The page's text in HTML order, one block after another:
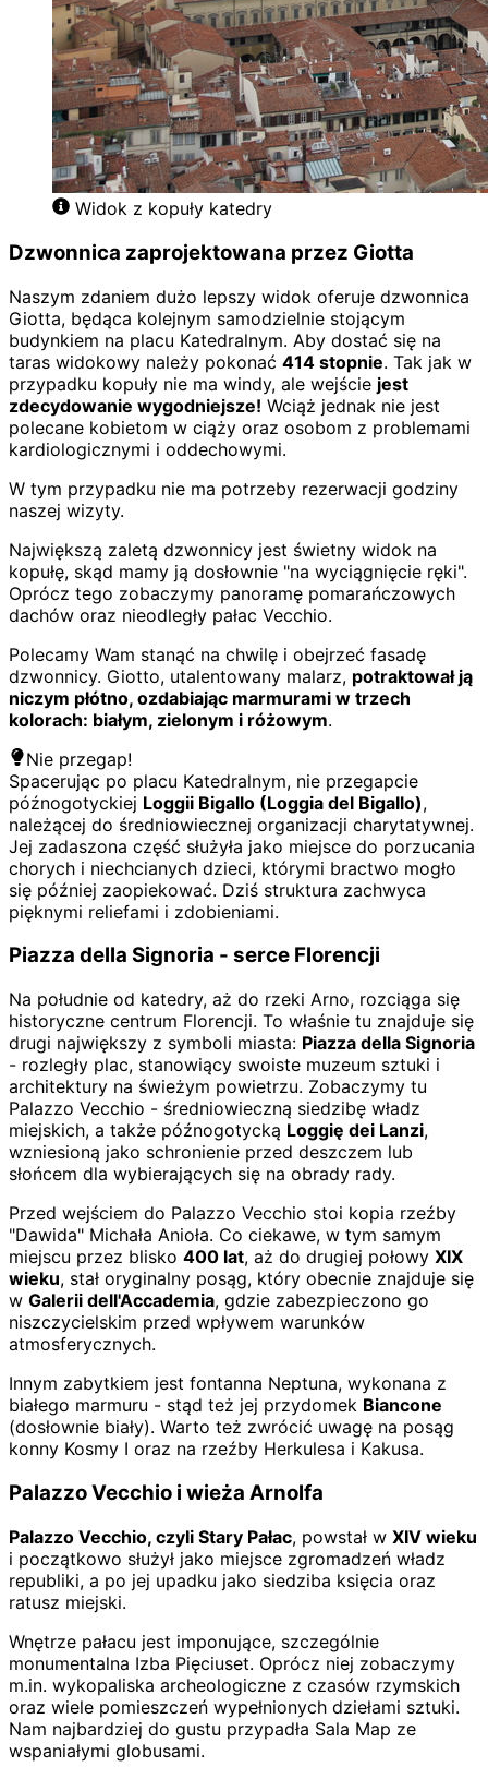
Widok z kopuły katedry
Dzwonnica zaprojektowana przez Giotta
Naszym zdaniem dużo lepszy widok oferuje dzwonnica
Giotta, będąca kolejnym samodzielnie stojącym
budynkiem na placu Katedralnym. Aby dostać się na
taras widokowy należy pokonać 414 stopnie. Tak jak w
przypadku kopuły nie ma windy, ale wejście jest
zdecydowanie wygodniejsze! Wciąż jednak nie jest
polecane kobietom w ciąży oraz osobom z problemami
kardiologicznymi i oddechowymi.
W tym przypadku nie ma potrzeby rezerwacji godziny
naszej wizyty.
Największą zaletą dzwonnicy jest świetny widok na
kopułę, skąd mamy ją dosłownie "na wyciągnięcie ręki".
Oprócz tego zobaczymy panoramę pomarańczowych
dachów oraz nieodległy pałac Vecchio.
Polecamy Wam stanąć na chwilę i obejrzeć fasadę
dzwonnicy. Giotto, utalentowany malarz, potraktował ją
niczym płótno, ozdabiając marmurami w trzech
kolorach: białym, zielonym i różowym.
Nie przegap!
Spacerując po placu Katedralnym, nie przegapcie
późnogotyckiej Loggii Bigallo (Loggia del Bigallo),
należącej do średniowiecznej organizacji charytatywnej.
Jej zadaszona część służyła jako miejsce do porzucania
chorych i niechcianych dzieci, którymi bractwo mogło
się później zaopiekować. Dziś struktura zachwyca
pięknymi reliefami i zdobieniami.
Piazza della Signoria - serce Florencji
Na południe od katedry, aż do rzeki Arno, rozciąga się
historyczne centrum Florencji. To właśnie tu znajduje się
drugi największy z symboli miasta: Piazza della Signoria
- rozległy plac, stanowiący swoiste muzeum sztuki i
architektury na świeżym powietrzu. Zobaczymy tu
Palazzo Vecchio - średniowieczną siedzibę władz
miejskich, a także późnogotycką Loggię dei Lanzi,
wzniesioną jako schronienie przed deszczem lub
słońcem dla wybierających się na obrady rady.
Przed wejściem do Palazzo Vecchio stoi kopia rzeźby
"Dawida" Michała Anioła. Co ciekawe, w tym samym
miejscu przez blisko 400 lat, aż do drugiej połowy XIX
wieku, stał oryginalny posąg, który obecnie znajduje się
w Galerii dell'Accademia, gdzie zabezpieczono go
niszczycielskim przed wpływem warunków
atmosferycznych.
Innym zabytkiem jest fontanna Neptuna, wykonana z
białego marmuru - stąd też jej przydomek Biancone
(dosłownie biały). Warto też zwrócić uwagę na posąg
konny Kosmy I oraz na rzeźby Herkulesa i Kakusa.
Palazzo Vecchio i wieża Arnolfa
Palazzo Vecchio, czyli Stary Pałac, powstał w XIV wieku
i początkowo służył jako miejsce zgromadzeń władz
republiki, a po jej upadku jako siedziba księcia oraz
ratusz miejski.
Wnętrze pałacu jest imponujące, szczególnie
monumentalna Izba Pięciuset. Oprócz niej zobaczymy
m.in. wykopaliska archeologiczne z czasów rzymskich
oraz wiele pomieszczeń wypełnionych dziełami sztuki.
Nam najbardziej do gustu przypadła Sala Map ze
wspaniałymi globusami.